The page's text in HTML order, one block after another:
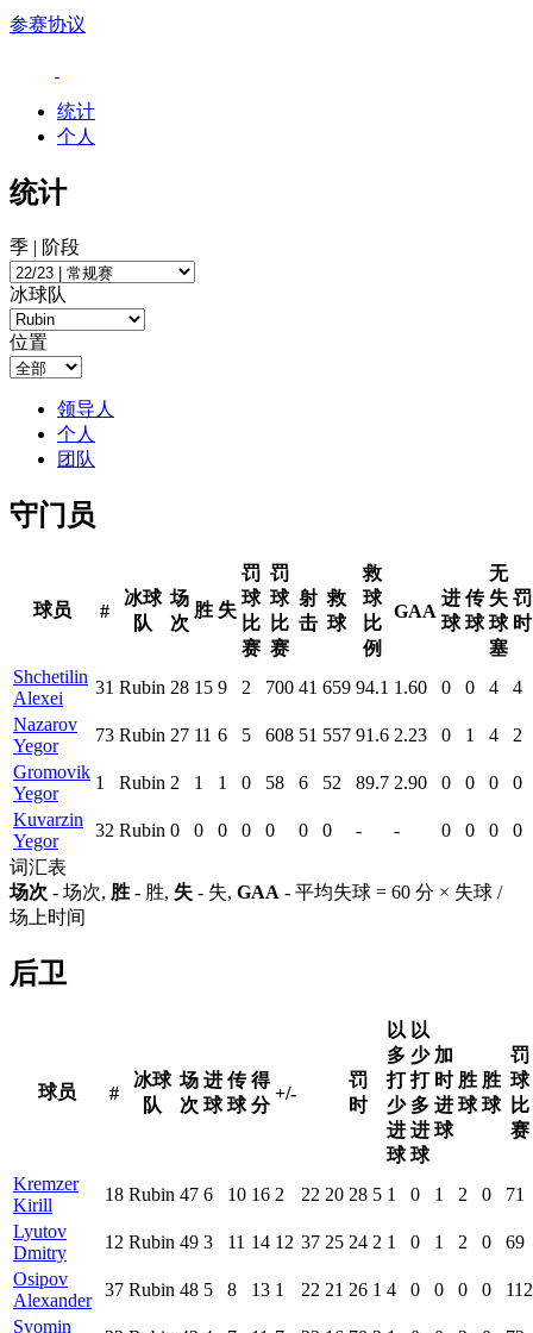
参赛协议
统计
个人
统计
季 | 阶段
冰球队
位置
领导人
个人
团队
守门员
球员 #
冰球
队
场
次
胜 失
罚
球
比
赛
罚
球
比
赛
射
击
救
球
救
球
比
例
GAA
进
球
传
球
无
失
球
塞
罚
时
Shchetilin
Alexei
31 Rubin 28 15 9 2 700 41 659 94.1 1.60 0 0 4
4
Nazarov
Yegor
73 Rubin 27 11 6 5 608 51 557 91.6 2.23 0 1 4
2
Gromovik
Yegor
1 Rubin 2 1 1 0 58 6 52 89.7 2.90 0 0 0
0
Kuvarzin
Yegor
32 Rubin 0 0 0 0 0 0 0 - - 0 0 0
0
词汇表
场次 - 场次, 胜 - 胜, 失 - 失, GAA - 平均失球 = 60 分 × 失球 /
场上时间
后卫
球员 #
冰球
队
场
次
进
球
传
球
得
分
+/-
罚
时
以
多
打
少
进
球
以
少
打
多
进
球
加
时
进
球
胜
球
胜
球
罚
球
比
赛
Kremzer
Kirill
18 Rubin 47 6 10 16 2 22 20 28 5 1 0 1 2 0
71
Lyutov
Dmitry
12 Rubin 49 3 11 14 12 37 25 24 2 1 0 1 2 0
69
Osipov
Alexander
37 Rubin 48 5 8 13 1 22 21 26 1 4 0 0 0 0
112
Syomin